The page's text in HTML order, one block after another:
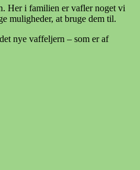
Her i familien er vafler noget vi
muligheder, at bruge dem til.
nye vaffeljern – som er af